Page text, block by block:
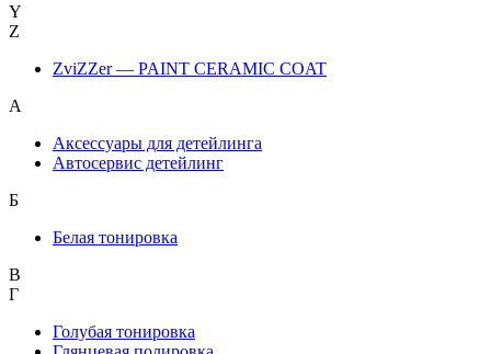
Y
Z
ZviZZer — PAINT CERAMIC COAT
А
Аксессуары для детейлинга
Автосервис детейлинг
Б
Белая тонировка
В
Г
Голубая тонировка